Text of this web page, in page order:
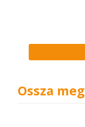
Ossza meg